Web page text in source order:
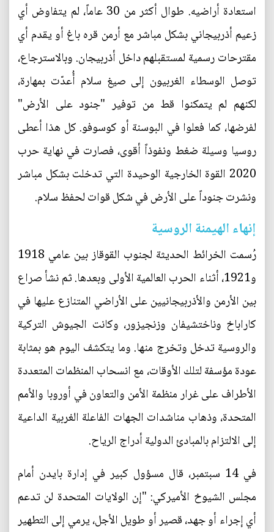
استعادة أراضيه. طوال أكثر من 30 عاماً، لم يتفاوض أي
زعيم أذربيجاني بشكل مباشر مع أرمن قره باغ أو يقدم أي
مقترحات رسمية لمستقبلهم داخل أذربيجان. وبالاسترجاع،
توصل الوسطاء الغربيون إلى صيغ سلام أُعدّت بمهارة،
لكنهم لم يتمكنوا قط من توفير "جنود على الأرض"
لفرضها، كما فعلوا في البوسنة أو كوسوفو. كل هذا أعطى
روسيا وسيلة ضغط ونفوذاً أقوى، فصارت في نهاية حرب
2020 القوة الخارجية الوحيدة التي تدخلت بشكل مباشر
ونشرت جنوداً على الأرض في شكل قوات لحفظ سلام.
إنهاء الهيمنة الروسية
رُسمت الخرائط الحديثة لجنوب القوقاز بين عامي 1918
و1921، أثناء الحرب العالمية الأولى وبعدها. ثم نشأ صراع
بين الأرمن والأذربيجانيين على الأراضي المتنازع عليها في
كاراباخ وناختشيفان وزنجيزور، وكانت الجيوش التركية
والروسية تدخل وتخرج منها. وما يتكشف اليوم هو بمثابة
عودة مؤسفة لتلك الأوقات، مع انسحاب المنظمات المتعددة
الأطراف على غرار منظمة الأمن والتعاون في أوروبا والأمم
المتحدة، وذهاب مناشدات الجهات الفاعلة الغربية الداعية
إلى الالتزام بالمبادئ الدولية أدراج الرياح.
في 14 سبتمبر، قال مسؤول كبير في إدارة بايدن أمام
مجلس الشيوخ الأميركي: "إن الولايات المتحدة لن تدعم
أي إجراء أو جهد، قصير أو طويل الأجل، يرمي إلى التطهير